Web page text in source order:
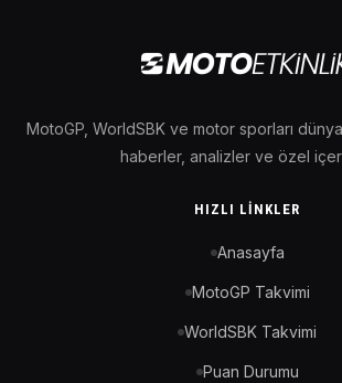
MotoGP, WorldSBK ve motor sporları
haberler, analizler ve özel
HIZLI LINKLER
Anasayfa
MotoGP Takvimi
WorldSBK Takvimi
Puan Durumu